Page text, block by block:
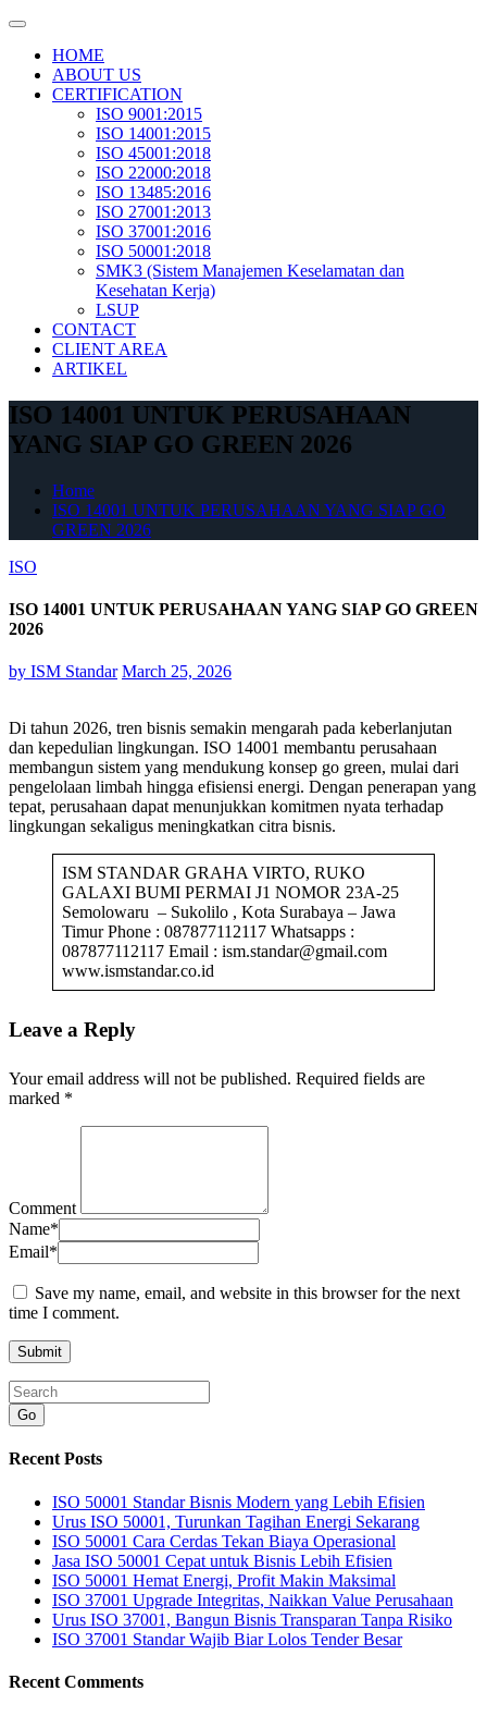
Skip
contentHOME
ABOUT US
CERTIFICATION
ISO 9001:2015
ISO 14001:2015
ISO 45001:2018
ISO 22000:2018
ISO 13485:2016
ISO 27001:2013
ISO 37001:2016
ISO 50001:2018
SMK3 (Sistem Manajemen Keselamatan dan
Kesehatan Kerja)
LSUP
CONTACT
CLIENT AREA
ARTIKEL
ISO 14001 UNTUK PERUSAHAAN
YANG SIAP GO GREEN 2026
Home
ISO 14001 UNTUK PERUSAHAAN YANG SIAP GO
GREEN 2026
ISO
ISO 14001 UNTUK PERUSAHAAN YANG SIAP GO GREEN
2026
by ISM Standar March 25, 2026
Di tahun 2026, tren bisnis semakin mengarah pada keberlanjutan
dan kepedulian lingkungan. ISO 14001 membantu perusahaan
membangun sistem yang mendukung konsep go green, mulai dari
pengelolaan limbah hingga efisiensi energi. Dengan penerapan yang
tepat, perusahaan dapat menunjukkan komitmen nyata terhadap
lingkungan sekaligus meningkatkan citra bisnis.
ISM STANDAR GRAHA VIRTO, RUKO
GALAXI BUMI PERMAI J1 NOMOR 23A-25
Semolowaru – Sukolilo , Kota Surabaya – Jawa
Timur Phone : 087877112117 Whatsapps :
087877112117 Email : ism.standar@gmail.com
www.ismstandar.co.id
Leave a Reply
Your email address will not be published. Required fields are
marked *
Comment
Name*
Email*
Save my name, email, and website in this browser for the next
time I comment.
Go
Recent Posts
ISO 50001 Standar Bisnis Modern yang Lebih Efisien
Urus ISO 50001, Turunkan Tagihan Energi Sekarang
ISO 50001 Cara Cerdas Tekan Biaya Operasional
Jasa ISO 50001 Cepat untuk Bisnis Lebih Efisien
ISO 50001 Hemat Energi, Profit Makin Maksimal
ISO 37001 Upgrade Integritas, Naikkan Value Perusahaan
Urus ISO 37001, Bangun Bisnis Transparan Tanpa Risiko
ISO 37001 Standar Wajib Biar Lolos Tender Besar
Recent Comments